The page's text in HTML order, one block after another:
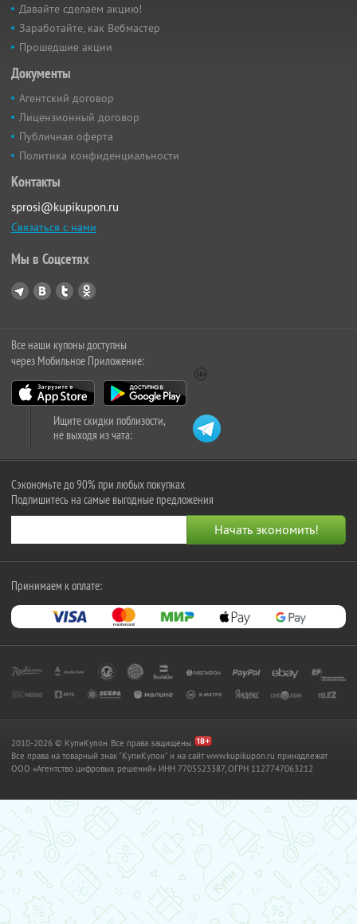
Давайте сделаем акцию!
Заработайте, как Вебмастер
Прошедшие акции
Документы
Агентский договор
Лицензионный договор
Публичная оферта
Политика конфиденциальности
Контакты
sprosi@kupikupon.ru
Связаться с нами
Мы в Соцсетях
Все наши купоны доступны
через Мобильное Приложение:
Ищите скидки поблизости,
не выходя из чата:
Сэкономьте до 90% при любых покупках
Подпишитесь на самые выгодные предложения
Принимаем к оплате:
2010-2026 © КупиКупон. Все права защищены.
Все права на товарный знак "КупиКупон" и на сайт www.kupikupon.ru принадлежат
OOO «Агентство цифровых решений» ИНН 7705523387, ОГРН 1127747063212